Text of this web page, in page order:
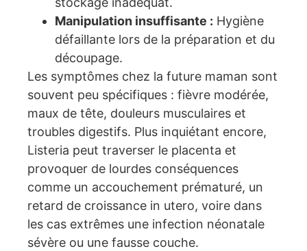
Manipulation insuffisante : Hygiène
défaillante lors de la préparation et du
découpage.
Les symptômes chez la future maman sont
souvent peu spécifiques : fièvre modérée,
maux de tête, douleurs musculaires et
troubles digestifs. Plus inquiétant encore,
Listeria peut traverser le placenta et
provoquer de lourdes conséquences
comme un accouchement prématuré, un
retard de croissance in utero, voire dans
les cas extrêmes une infection néonatale
sévère ou une fausse couche.